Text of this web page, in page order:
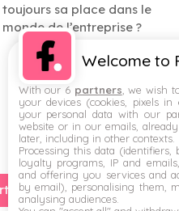
toujours sa place dans le
monde de l’entreprise ?
Welcome to
With our 6 partners , we wish
your devices (cookies, pixels
your personal data with our
website or in our emails,
later, including in other contexts.
Processing this data (identifiers,
loyalty programs, IP and
and offering you services and
by email), personalising them,
analysing audiences.